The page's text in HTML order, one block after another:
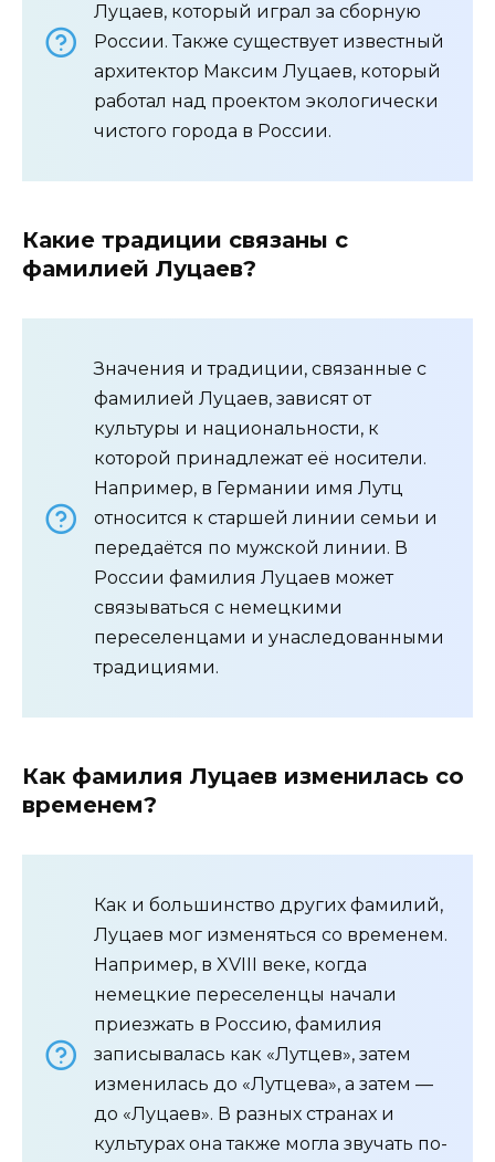
Луцаев, который играл за сборную
России. Также существует известный
архитектор Максим Луцаев, который
работал над проектом экологически
чистого города в России.
Какие традиции связаны с
фамилией Луцаев?
Значения и традиции, связанные с
фамилией Луцаев, зависят от
культуры и национальности, к
которой принадлежат её носители.
Например, в Германии имя Лутц
относится к старшей линии семьи и
передаётся по мужской линии. В
России фамилия Луцаев может
связываться с немецкими
переселенцами и унаследованными
традициями.
Как фамилия Луцаев изменилась со
временем?
Как и большинство других фамилий,
Луцаев мог изменяться со временем.
Например, в XVIII веке, когда
немецкие переселенцы начали
приезжать в Россию, фамилия
записывалась как «Лутцев», затем
изменилась до «Лутцева», а затем —
до «Луцаев». В разных странах и
культурах она также могла звучать по-